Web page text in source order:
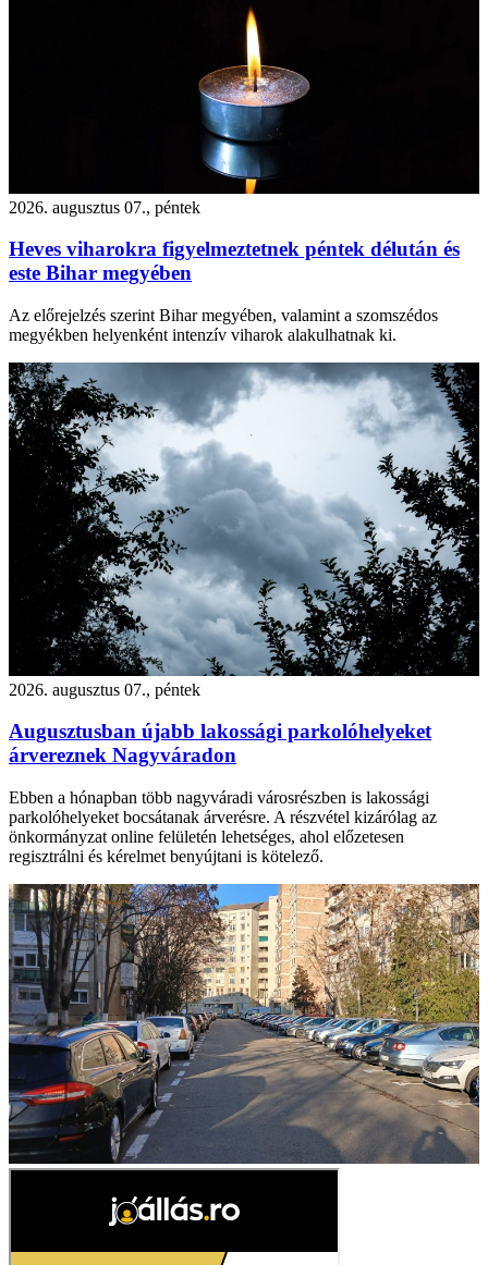
2026. augusztus 07., péntek
Heves viharokra figyelmeztetnek péntek délután és
este Bihar megyében
Az előrejelzés szerint Bihar megyében, valamint a szomszédos
megyékben helyenként intenzív viharok alakulhatnak ki.
2026. augusztus 07., péntek
Augusztusban újabb lakossági parkolóhelyeket
árvereznek Nagyváradon
Ebben a hónapban több nagyváradi városrészben is lakossági
parkolóhelyeket bocsátanak árverésre. A részvétel kizárólag az
önkormányzat online felületén lehetséges, ahol előzetesen
regisztrálni és kérelmet benyújtani is kötelező.